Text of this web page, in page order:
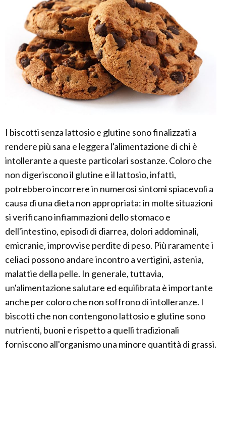
I biscotti senza lattosio e glutine sono finalizzati a
rendere più sana e leggera l'alimentazione di chi è
intollerante a queste particolari sostanze. Coloro che
non digeriscono il glutine e il lattosio, infatti,
potrebbero incorrere in numerosi sintomi spiacevoli a
causa di una dieta non appropriata: in molte situazioni
si verificano infiammazioni dello stomaco e
dell'intestino, episodi di diarrea, dolori addominali,
emicranie, improvvise perdite di peso. Più raramente i
celiaci possono andare incontro a vertigini, astenia,
malattie della pelle. In generale, tuttavia,
un'alimentazione salutare ed equilibrata è importante
anche per coloro che non soffrono di intolleranze. I
biscotti che non contengono lattosio e glutine sono
nutrienti, buoni e rispetto a quelli tradizionali
forniscono all'organismo una minore quantità di grassi.